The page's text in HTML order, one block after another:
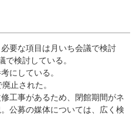
要な項目は月いち会議で検討
で検討している。
にしている。
止された。
工事があるため、閉館期間がネ
公募の媒体については、広く検